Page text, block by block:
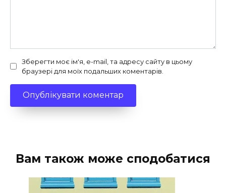
Зберегти моє ім'я, e-mail, та адресу сайту в цьому
браузері для моїх подальших коментарів.
Вам також може сподобатися